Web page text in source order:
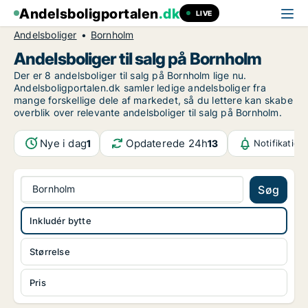
Andelsboligportalen.dk LIVE
Andelsboliger Bornholm
Andelsboliger til salg på Bornholm
Der er 8 andelsboliger til salg på Bornholm lige nu.
Andelsboligportalen.dk samler ledige andelsboliger fra
mange forskellige dele af markedet, så du lettere kan skabe
overblik over relevante andelsboliger til salg på Bornholm.
Nye i dag1 Opdaterede 24h13
Bornholm Søg
Størrelse
Pris
Inkludér bytte